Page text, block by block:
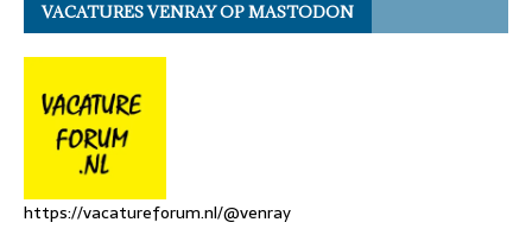
VACATURES VENRAY OP MASTODON
https://vacatureforum.nl/@venray